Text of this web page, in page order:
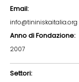
Email:
info@tininiskaitalia.org
Anno di Fondazione:
2007
Settori: